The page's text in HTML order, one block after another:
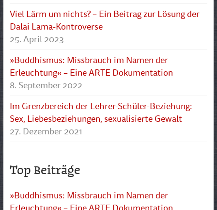
Viel Lärm um nichts? – Ein Beitrag zur Lösung der
Dalai Lama-Kontroverse
25. April 2023
»Buddhismus: Missbrauch im Namen der
Erleuchtung« – Eine ARTE Dokumentation
8. September 2022
Im Grenzbereich der Lehrer-Schüler-Beziehung:
Sex, Liebesbeziehungen, sexualisierte Gewalt
27. Dezember 2021
Top Beiträge
»Buddhismus: Missbrauch im Namen der